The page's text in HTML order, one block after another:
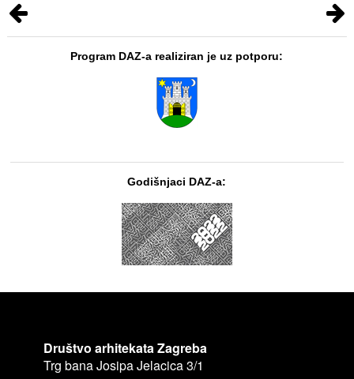
Program DAZ-a realiziran je uz potporu:
Godišnjaci DAZ-a:
Društvo arhitekata Zagreba
Trg bana Josipa Jelacica 3/1